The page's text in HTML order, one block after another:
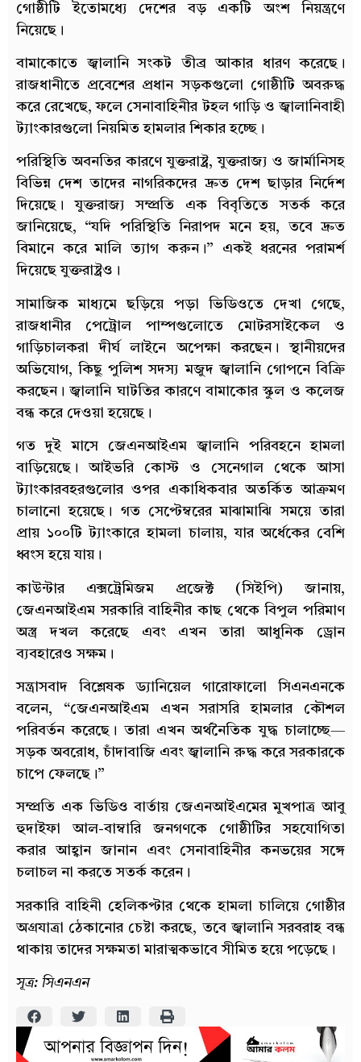
গোষ্ঠীটি ইতোমধ্যে দেশের বড় একটি অংশ নিয়ন্ত্রণে
নিয়েছে।
বামাকোতে জ্বালানি সংকট তীব্র আকার ধারণ করেছে।
রাজধানীতে প্রবেশের প্রধান সড়কগুলো গোষ্ঠীটি অবরুদ্ধ
করে রেখেছে, ফলে সেনাবাহিনীর টহল গাড়ি ও জ্বালানিবাহী
ট্যাংকারগুলো নিয়মিত হামলার শিকার হচ্ছে।
পরিস্থিতি অবনতির কারণে যুক্তরাষ্ট্র, যুক্তরাজ্য ও জার্মানিসহ
বিভিন্ন দেশ তাদের নাগরিকদের দ্রুত দেশ ছাড়ার নির্দেশ
দিয়েছে। যুক্তরাজ্য সম্প্রতি এক বিবৃতিতে সতর্ক করে
জানিয়েছে, “যদি পরিস্থিতি নিরাপদ মনে হয়, তবে দ্রুত
বিমানে করে মালি ত্যাগ করুন।” একই ধরনের পরামর্শ
দিয়েছে যুক্তরাষ্ট্রও।
সামাজিক মাধ্যমে ছড়িয়ে পড়া ভিডিওতে দেখা গেছে,
রাজধানীর পেট্রোল পাম্পগুলোতে মোটরসাইকেল ও
গাড়িচালকরা দীর্ঘ লাইনে অপেক্ষা করছেন। স্থানীয়দের
অভিযোগ, কিছু পুলিশ সদস্য মজুদ জ্বালানি গোপনে বিক্রি
করছেন। জ্বালানি ঘাটতির কারণে বামাকোর স্কুল ও কলেজ
বন্ধ করে দেওয়া হয়েছে।
গত দুই মাসে জেএনআইএম জ্বালানি পরিবহনে হামলা
বাড়িয়েছে। আইভরি কোস্ট ও সেনেগাল থেকে আসা
ট্যাংকারবহরগুলোর ওপর একাধিকবার অতর্কিত আক্রমণ
চালানো হয়েছে। গত সেপ্টেম্বরের মাঝামাঝি সময়ে তারা
প্রায় ১০০টি ট্যাংকারে হামলা চালায়, যার অর্ধেকের বেশি
ধ্বংস হয়ে যায়।
কাউন্টার এক্সট্রেমিজম প্রজেক্ট (সিইপি) জানায়,
জেএনআইএম সরকারি বাহিনীর কাছ থেকে বিপুল পরিমাণ
অস্ত্র দখল করেছে এবং এখন তারা আধুনিক ড্রোন
ব্যবহারেও সক্ষম।
সন্ত্রাসবাদ বিশ্লেষক ড্যানিয়েল গারোফালো সিএনএনকে
বলেন, “জেএনআইএম এখন সরাসরি হামলার কৌশল
পরিবর্তন করেছে। তারা এখন অর্থনৈতিক যুদ্ধ চালাচ্ছে—
সড়ক অবরোধ, চাঁদাবাজি এবং জ্বালানি রুদ্ধ করে সরকারকে
চাপে ফেলছে।”
সম্প্রতি এক ভিডিও বার্তায় জেএনআইএমের মুখপাত্র আবু
হুদাইফা আল-বাম্বারি জনগণকে গোষ্ঠীটির সহযোগিতা
করার আহ্বান জানান এবং সেনাবাহিনীর কনভয়ের সঙ্গে
চলাচল না করতে সতর্ক করেন।
সরকারি বাহিনী হেলিকপ্টার থেকে হামলা চালিয়ে গোষ্ঠীর
অগ্রযাত্রা ঠেকানোর চেষ্টা করছে, তবে জ্বালানি সরবরাহ বন্ধ
থাকায় তাদের সক্ষমতা মারাত্মকভাবে সীমিত হয়ে পড়েছে।
সূত্র: সিএনএন